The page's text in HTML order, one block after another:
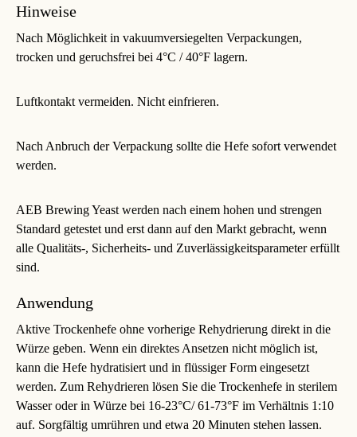
Hinweise
Nach Möglichkeit in vakuumversiegelten Verpackungen,
trocken und geruchsfrei bei 4°C / 40°F lagern.
Luftkontakt vermeiden. Nicht einfrieren.
Nach Anbruch der Verpackung sollte die Hefe sofort verwendet
werden.
AEB Brewing Yeast werden nach einem hohen und strengen
Standard getestet und erst dann auf den Markt gebracht, wenn
alle Qualitäts-, Sicherheits- und Zuverlässigkeitsparameter erfüllt
sind.
Anwendung
Aktive Trockenhefe ohne vorherige Rehydrierung direkt in die
Würze geben. Wenn ein direktes Ansetzen nicht möglich ist,
kann die Hefe hydratisiert und in flüssiger Form eingesetzt
werden. Zum Rehydrieren lösen Sie die Trockenhefe in sterilem
Wasser oder in Würze bei 16-23°C/ 61-73°F im Verhältnis 1:10
auf. Sorgfältig umrühren und etwa 20 Minuten stehen lassen.